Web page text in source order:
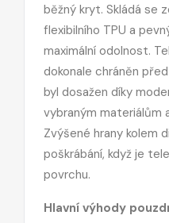
běžný kryt. Skládá se
flexibilního TPU a
maximální odolnost.
dokonale chráněn
byl dosažen díky
vybraným materiálům
Zvýšené hrany kolem
poškrábání, když je
povrchu.
Hlavní výhody